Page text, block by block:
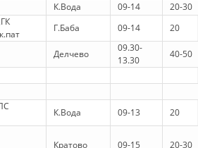
I VLERAVE HUMANE
SI TË JEPNI DONACIONE
DHE VEPRIM GJATË KATASTROFAVE
К.Вода 09-14
20-30
Г.Баба 09-14 20
Делчево
09.30-
13.30
40-50
К.Вода 09-13 20
Кратово 09-15 20-30